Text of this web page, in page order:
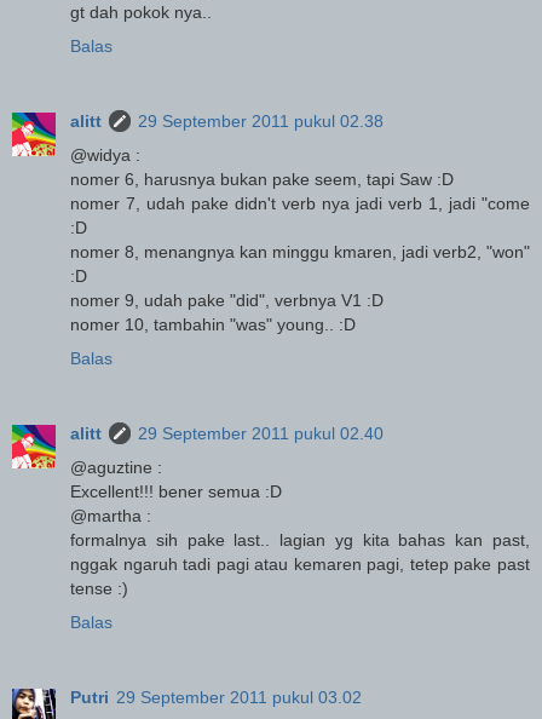
gt dah pokok nya..
Balas
alitt
29 September 2011 pukul 02.38
@widya :
nomer 6, harusnya bukan pake seem, tapi Saw :D
nomer 7, udah pake didn't verb nya jadi verb 1, jadi "come
:D
nomer 8, menangnya kan minggu kmaren, jadi verb2, "won"
:D
nomer 9, udah pake "did", verbnya V1 :D
nomer 10, tambahin "was" young.. :D
Balas
alitt
29 September 2011 pukul 02.40
@aguztine :
Excellent!!! bener semua :D
@martha :
formalnya sih pake last.. lagian yg kita bahas kan past,
nggak ngaruh tadi pagi atau kemaren pagi, tetep pake past
tense :)
Balas
Putri 29 September 2011 pukul 03.02